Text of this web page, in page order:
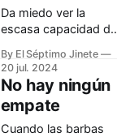
Da miedo ver la
escasa capacidad de
políticos
By El Séptimo Jinete
20 jul. 2024
No hay ningún
empate
Cuando las barbas